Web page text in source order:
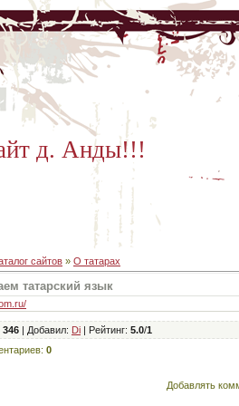
д. Анды!!!
сайтов » О татарах
татарский язык
346 | Добавил: Di | Рейтинг: 5.0/1
: 0
Добавлять